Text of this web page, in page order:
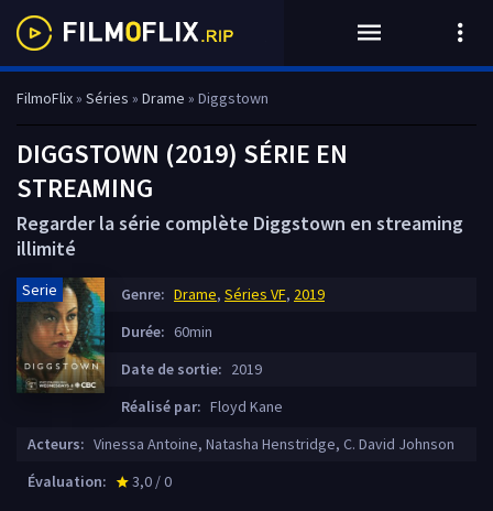
FilmoFlix» Séries » Drame » Diggstown
DIGGSTOWN (2019) SÉRIE EN
STREAMING
Regarder la série complète Diggstown en streaming
illimité
Serie Genre: Drame, Séries VF, 2019
Durée: 60min
Date de sortie: 2019
Réalisé par: Floyd Kane
Acteurs: Vinessa Antoine, Natasha Henstridge, C. David Johnson
Évaluation:
star_rate
3,0 / 0